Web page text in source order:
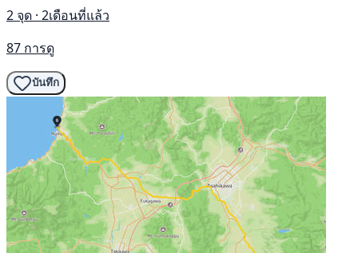
2 จุด · 2เดือนที่แล้ว
87 การดู
บันทึก